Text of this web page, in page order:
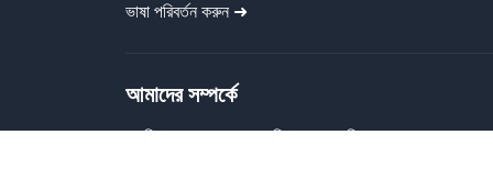
ভাষা পরিবর্তন করুন ➜
আমাদের সম্পর্কে
গ্রাফিক বাংলা প্রত্যেককে বিনামূল্যে গ্রাফিক